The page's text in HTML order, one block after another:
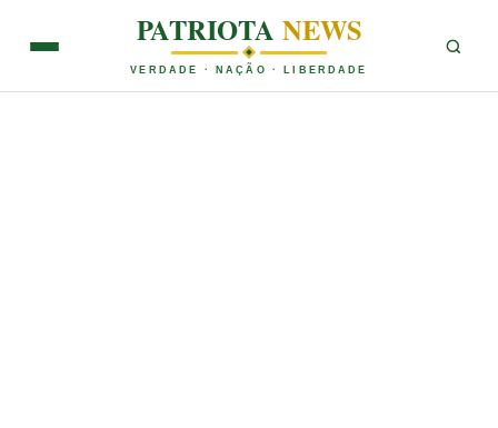
PATRIOTANEWS
VERDADE · NAÇÃO · LIBERDADE